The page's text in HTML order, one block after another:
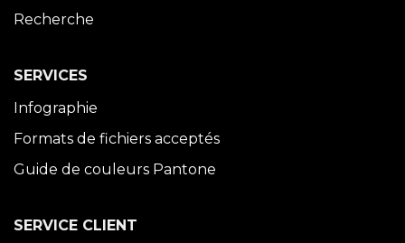
Recherche
SERVICES
Infographie
Formats de fichiers acceptés
Guide de couleurs Pantone
SERVICE CLIENT